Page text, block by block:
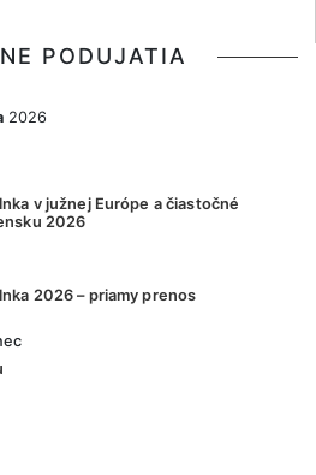
PODUJATIA
2026
v južnej Európe a čiastočné
2026
2026 – priamy prenos